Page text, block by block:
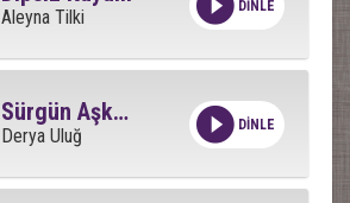
Aleyna Tilki DİNLE
Sürgün Aşkımız
Derya Uluğ DİNLE